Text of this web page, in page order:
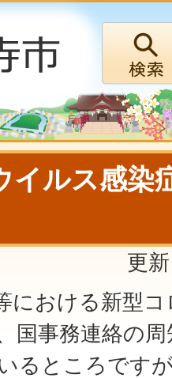
イルス感染
更
における新型
国事務連絡の
るところです